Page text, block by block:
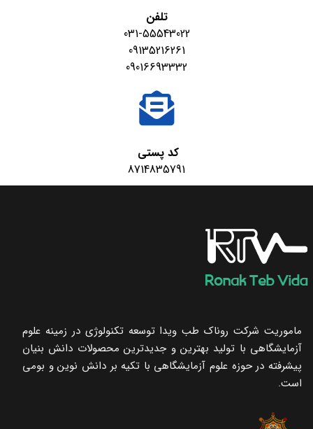
تلفن
031-55543022
09135216261
09016693332
کد پستی
8714835791
ماموریت شرکت روناک طب ویدا توسعه تکنولوژی در زمینه علوم
آزمایشگاهی با تولید بهترین و جدیدترین محصولات دانش بنیان
پیشرفته در حوزه علوم آزمایشگاهی با تکیه ‌بر دانش نوین و بومی
است.